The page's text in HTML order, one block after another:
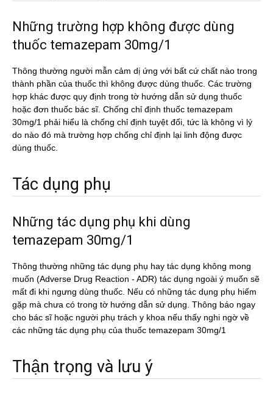
Những trường hợp không được dùng
thuốc temazepam 30mg/1
Thông thường người mẫn cảm dị ứng với bất cứ chất nào trong
thành phần của thuốc thì không được dùng thuốc. Các trường
hợp khác được quy định trong tờ hướng dẫn sử dụng thuốc
hoặc đơn thuốc bác sĩ. Chống chỉ định thuốc temazepam
30mg/1 phải hiểu là chống chỉ định tuyệt đối, tức là không vì lý
do nào đó mà trường hợp chống chỉ định lại linh động được
dùng thuốc.
Tác dụng phụ
Những tác dụng phụ khi dùng
temazepam 30mg/1
Thông thường những tác dụng phụ hay tác dụng không mong
muốn (Adverse Drug Reaction - ADR) tác dụng ngoài ý muốn sẽ
mất đi khi ngưng dùng thuốc. Nếu có những tác dụng phụ hiếm
gặp mà chưa có trong tờ hướng dẫn sử dụng. Thông báo ngay
cho bác sĩ hoặc người phụ trách y khoa nếu thấy nghi ngờ về
các những tác dụng phụ của thuốc temazepam 30mg/1
Thận trọng và lưu ý